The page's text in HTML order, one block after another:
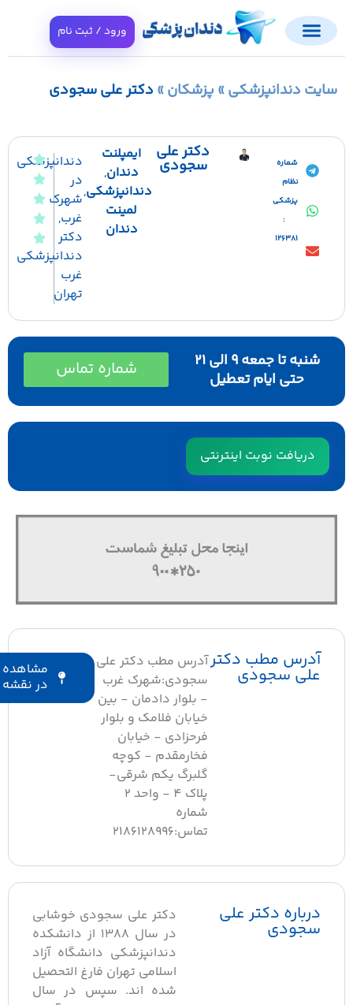
ورود / ثبت نام
دندانپزشکی»پزشکان»دکتر علی سجودی
شماره
پزشکی
126381
دکتر علی
سجودی
ایمپلنت
دندان,
دندانپزشکی,
لمینت
دندان
دندانپزشکی
در
شهرک
غرب,
دکتر
دندانپزشکی
غرب
تهران
شنبه تا جمعه 9 الی 21
حتی ایام تعطیل
شماره تماس
دریافت نوبت اینترنتی
آدرس مطب دکتر
علی سجودی
آدرس مطب دکتر علی
سجودی:شهرک غرب
- بلوار دادمان - بین
خیابان فلامک و بلوار
فرحزادی - خیابان
فخارمقدم - کوچه
گلبرگ یکم شرقی-
پلاک 4 - واحد 2
شماره
تماس:2186128996
مشاهده
در نقشه
درباره دکتر علی
سجودی
دکتر علی سجودی خوشابی
در سال 1388 از دانشکده
دندانپزشکی دانشگاه آزاد
اسلامی تهران فارغ التحصیل
شده اند. سپس در سال